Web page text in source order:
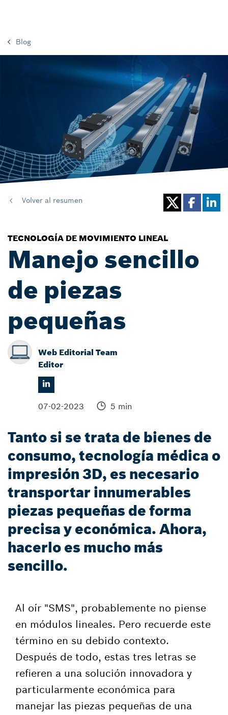
Blog
Volver al resumen
TECNOLOGÍA DE MOVIMIENTO LINEAL
Manejo sencillo
de piezas
pequeñas
Web Editorial Team
Editor
07-02-2023 5 min
Tanto si se trata de bienes de
consumo, tecnología médica o
impresión 3D, es necesario
transportar innumerables
piezas pequeñas de forma
precisa y económica. Ahora,
hacerlo es mucho más
sencillo.
Al oír "SMS", probablemente no piense
en módulos lineales. Pero recuerde este
término en su debido contexto.
Después de todo, estas tres letras se
refieren a una solución innovadora y
particularmente económica para
manejar las piezas pequeñas de una